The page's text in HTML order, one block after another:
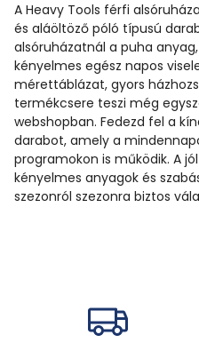
A Heavy Tools férfi
és aláöltöző póló típusú
alsóruházatnál a puha
kényelmes egész napos
mérettáblázat, gyors
termékcsere teszi még
webshopban. Fedezd fel a
darabot, amely a
programokon is működik. A
kényelmes anyagok és
szezonról szezonra biztos